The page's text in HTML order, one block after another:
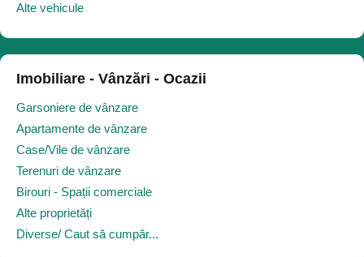
Alte vehicule
Imobiliare - Vânzări - Ocazii
Garsoniere de vânzare
Apartamente de vânzare
Case/Vile de vânzare
Terenuri de vânzare
Birouri - Spații comerciale
Alte proprietăți
Diverse/ Caut să cumpăr...